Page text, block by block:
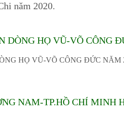
năm 2020.
DÒNG HỌ VŨ-VÕ CÔNG
HỌ VŨ-VÕ CÔNG ĐỨC NĂM
NAM-TP.HỒ CHÍ MINH